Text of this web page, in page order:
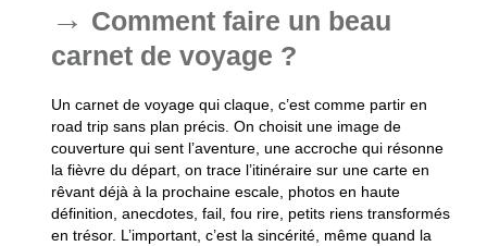
Comment faire un beau
carnet de voyage ?
Un carnet de voyage qui claque, c’est comme partir en
road trip sans plan précis. On choisit une image de
couverture qui sent l’aventure, une accroche qui résonne
la fièvre du départ, on trace l’itinéraire sur une carte en
rêvant déjà à la prochaine escale, photos en haute
définition, anecdotes, fail, fou rire, petits riens transformés
en trésor. L’important, c’est la sincérité, même quand la